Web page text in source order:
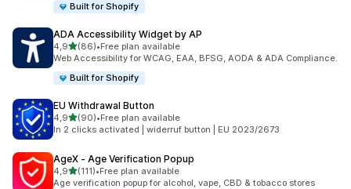
Built for Shopify
ADA Accessibility Widget by AP
4,95 yıldız üzerinden
(86)
toplam 86 değerlendirme
•Free plan available
Web Accessibility for WCAG, EAA, BFSG, AODA & ADA Compliance.
Built for Shopify
EU Withdrawal Button
4,95 yıldız üzerinden
(90)
toplam 90 değerlendirme
•Free plan available
In 2 clicks activated | widerruf button | EU 2023/2673
AgeX ‑ Age Verification Popup
4,95 yıldız üzerinden
(111)
toplam 111 değerlendirme
•Free plan available
Age verification popup for alcohol, vape, CBD & tobacco stores